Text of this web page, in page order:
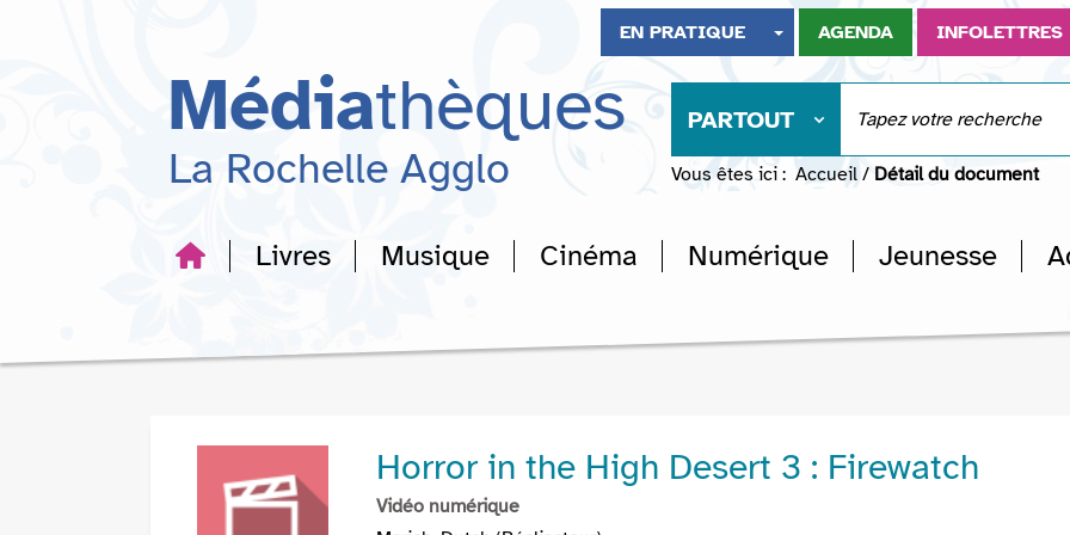
recherche
EN PRATIQUE AGENDA INFOLETTRES
Médiathèques
La Rochelle Agglo
PARTOUT
Vous êtes ici : Accueil / Détail du document
Livres Musique Cinéma Numérique Jeunesse
Horror in the High Desert 3 : Firewatch
Vidéo numérique